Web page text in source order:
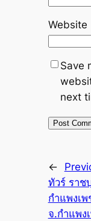
Website
Save
next
←
ทัวร์ ราช
กำแพงเพ
จ.กำแพง